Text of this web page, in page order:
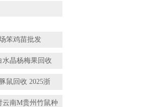
笨鸡苗批发
水晶杨梅果回收
鼠回收 2025浙
云南M贵州竹鼠种